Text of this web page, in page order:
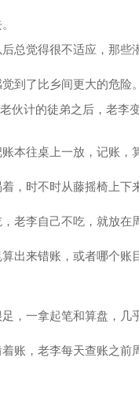
觉得很不适应，那些
到了比乡间更大的危险。
计的徒弟之后，老李
往桌上一放，记账，
，时不时从藤摇椅上下
老李自己不吃，就放在
出来错账，或者哪个账
一拿起笔和算盘，几
账，老李每天查账之前